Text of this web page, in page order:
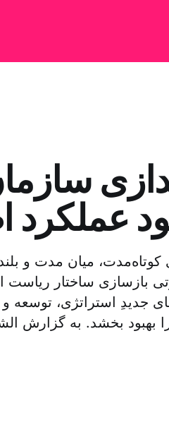
کوتاه‌مدت، میان مدت و
بازسازی ساختار ریاست
جدیدِ استراتژی، توسعه و
بهبود بخشد. به گزارش